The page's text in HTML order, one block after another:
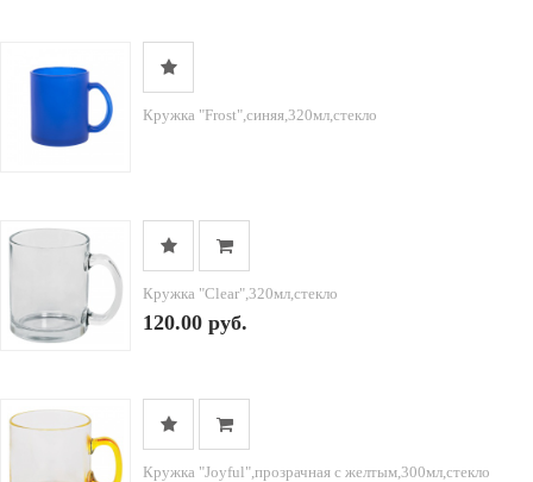
Кружка "Frost",синяя,320мл,стекло
Кружка "Clear",320мл,стекло
120.00 руб.
Кружка "Joyful",прозрачная с желтым,300мл,стекло